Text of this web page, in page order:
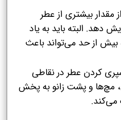
مقدار بیشتری از عطر
دهد. البته باید به یاد
بیش از حد می‌تواند باعث
کردن عطر در نقاطی
مچ‌ها و پشت زانو به پخش
می‌کند.